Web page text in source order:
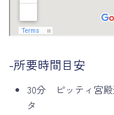
-所要時間目安
30分 ピッティ宮殿
タ